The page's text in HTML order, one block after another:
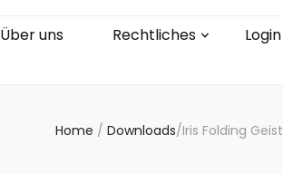
Über uns Rechtliches Login
Home / Downloads/Iris Folding Geist